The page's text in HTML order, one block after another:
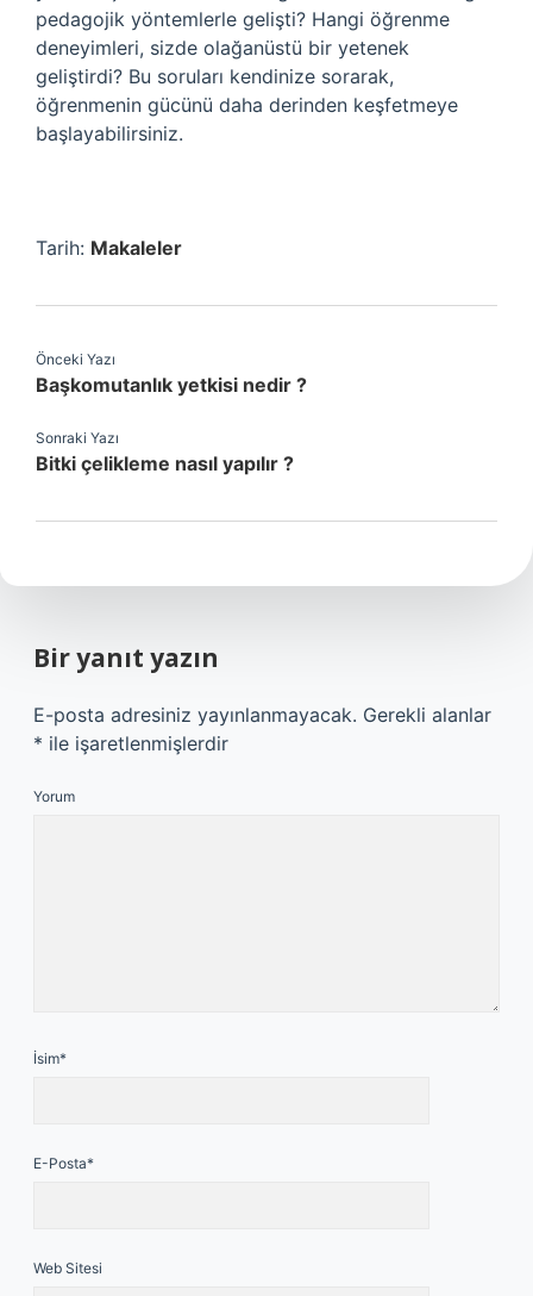
pedagojik yöntemlerle gelişti? Hangi öğrenme
deneyimleri, sizde olağanüstü bir yetenek
geliştirdi? Bu soruları kendinize sorarak,
öğrenmenin gücünü daha derinden keşfetmeye
başlayabilirsiniz.
Tarih: Makaleler
Önceki Yazı
Başkomutanlık yetkisi nedir ?
Sonraki Yazı
Bitki çelikleme nasıl yapılır ?
Bir yanıt yazın
E-posta adresiniz yayınlanmayacak. Gerekli alanlar
* ile işaretlenmişlerdir
Yorum
İsim*
E-Posta*
Web Sitesi